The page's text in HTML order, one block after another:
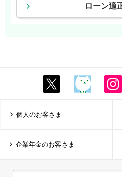
ローン適
個人のお客さま
企業年金のお客さま